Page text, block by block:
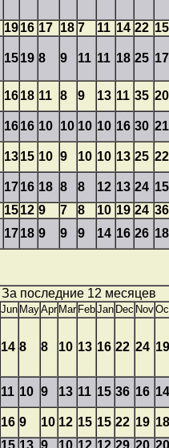
1916 17 18 7 11 14 22 15
1519 8 9 11 11 18 25 17
1618 11 8 9 13 11 35 20
1616 10 10 10 10 16 30 21
1315 10 9 10 10 13 25 22
1716 18 8 8 12 13 24 15
1512 9 7 8 10 19 24 36
1718 9 9 9 14 16 26 18
За последние 12 месяцев
Jun MayApr Mar FebJan Dec Nov
14 8 8 10 13 16 22 24 19
11 10 9 13 11 15 36 16 14
16 9 10 12 15 15 22 19 18
15 13 9 10 12 12 29 20 20